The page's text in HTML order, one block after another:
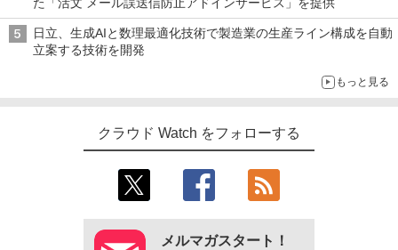
日立、生成AIと数理最適化技術で製造業の生産ライン構成を自動
立案する技術を開発
もっと見る
クラウド Watch をフォローする
メルマガスタート！